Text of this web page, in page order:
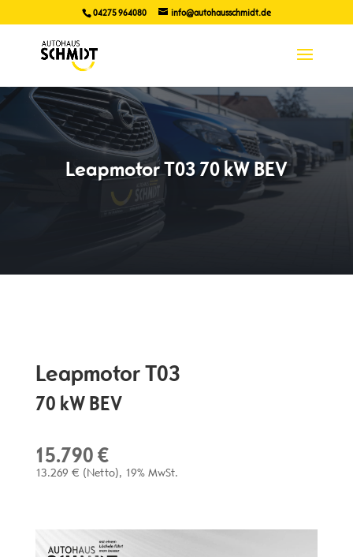
04275 964080 info@autohausschmidt.de
Leapmotor T03 70 kW BEV
LeapmotorT03
70 kW BEV
15.790 €
13.269 € (Netto) 19% MwSt.